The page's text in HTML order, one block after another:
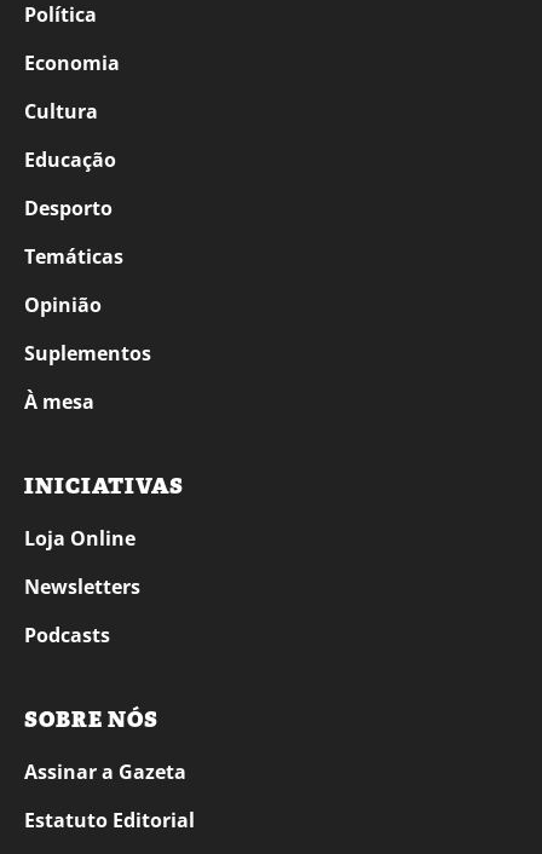
Política
Economia
Cultura
Educação
Desporto
Temáticas
Opinião
Suplementos
À mesa
INICIATIVAS
Loja Online
Newsletters
Podcasts
SOBRE NÓS
Assinar a Gazeta
Estatuto Editorial